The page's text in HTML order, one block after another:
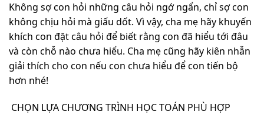
Không sợ con hỏi những câu hỏi ngớ ngẩn, chỉ sợ con
không chịu hỏi mà giấu dốt. Vì vậy, cha mẹ hãy khuyến
khích con đặt câu hỏi để biết rằng con đã hiểu tới đâu
và còn chỗ nào chưa hiểu. Cha mẹ cũng hãy kiên nhẫn
giải thích cho con nếu con chưa hiểu để con tiến bộ
hơn nhé!
CHỌN LỰA CHƯƠNG TRÌNH HỌC TOÁN PHÙ HỢP